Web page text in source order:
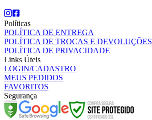
Políticas
POLÍTICA DE ENTREGA
POLÍTICA DE TROCAS E DEVOLUÇÕES
POLÍTICA DE PRIVACIDADE
Links Úteis
LOGIN/CADASTRO
MEUS PEDIDOS
FAVORITOS
Segurança